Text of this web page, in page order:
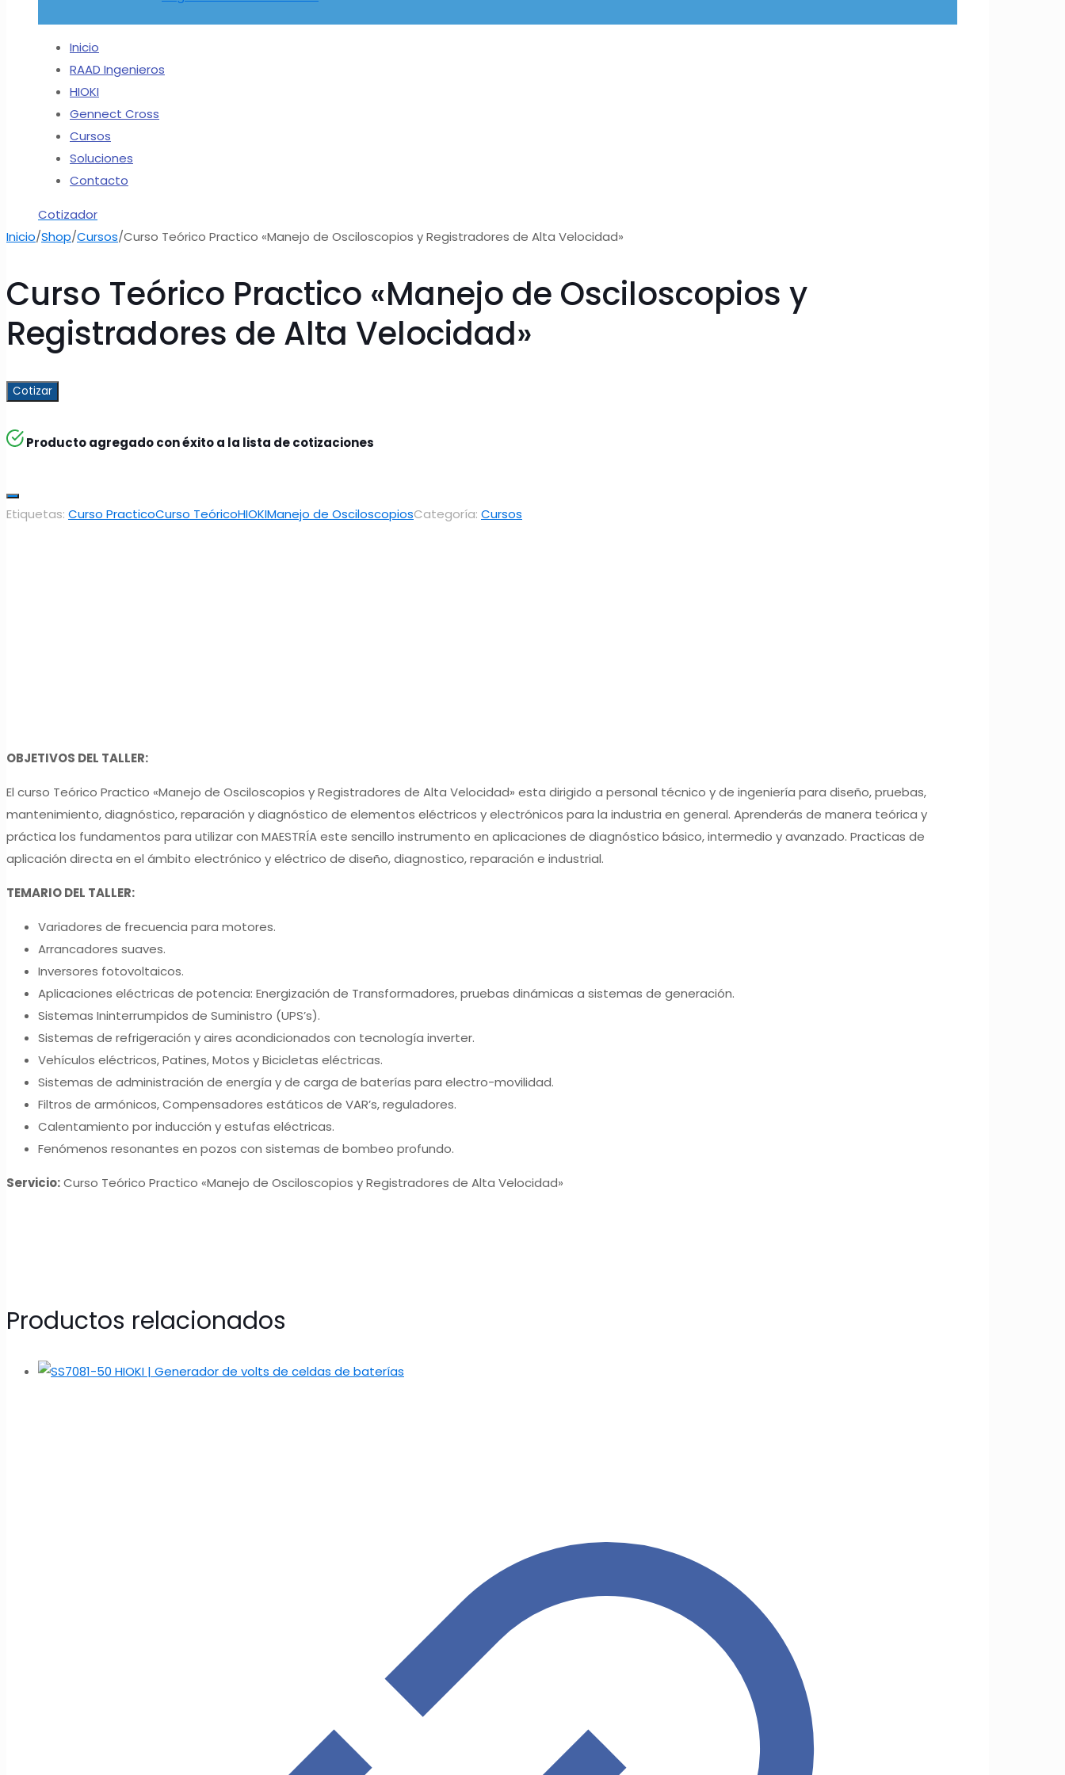
Inicio
RAAD Ingenieros
HIOKI
Gennect Cross
Cursos
Soluciones
Contacto
Cotizador
Inicio/Shop/Cursos/Curso Teórico Practico «Manejo de Osciloscopios y Registradores de Alta Velocidad»
Curso Teórico Practico «Manejo de Osciloscopios y
Registradores de Alta Velocidad»
Cotizar
Producto agregado con éxito a la lista de cotizaciones
Etiquetas: Curso PracticoCurso TeóricoHIOKIManejo de OsciloscopiosCategoría: Cursos
OBJETIVOS DEL TALLER:
El curso Teórico Practico «Manejo de Osciloscopios y Registradores de Alta Velocidad» esta dirigido a personal técnico y de ingeniería para diseño, pruebas,
mantenimiento, diagnóstico, reparación y diagnóstico de elementos eléctricos y electrónicos para la industria en general. Aprenderás de manera teórica y
práctica los fundamentos para utilizar con MAESTRÍA este sencillo instrumento en aplicaciones de diagnóstico básico, intermedio y avanzado. Practicas de
aplicación directa en el ámbito electrónico y eléctrico de diseño, diagnostico, reparación e industrial.
TEMARIO DEL TALLER:
Variadores de frecuencia para motores.
Arrancadores suaves.
Inversores fotovoltaicos.
Aplicaciones eléctricas de potencia: Energización de Transformadores, pruebas dinámicas a sistemas de generación.
Sistemas Ininterrumpidos de Suministro (UPS’s).
Sistemas de refrigeración y aires acondicionados con tecnología inverter.
Vehículos eléctricos, Patines, Motos y Bicicletas eléctricas.
Sistemas de administración de energía y de carga de baterías para electro-movilidad.
Filtros de armónicos, Compensadores estáticos de VAR’s, reguladores.
Calentamiento por inducción y estufas eléctricas.
Fenómenos resonantes en pozos con sistemas de bombeo profundo.
Servicio:Curso Teórico Practico «Manejo de Osciloscopios y Registradores de Alta Velocidad»
Productos relacionados